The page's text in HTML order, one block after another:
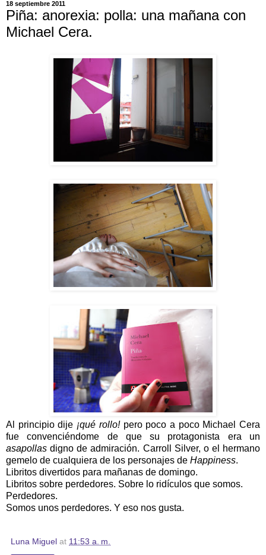
18 septiembre 2011
Piña: anorexia: polla: una mañana con
Michael Cera.
Al principio dije ¡qué rollo!pero poco a poco Michael Cera
fue convenciéndome de que su protagonista era un
asapollas digno de admiración. Carroll Silver, o el hermano
gemelo de cualquiera de los personajes de Happiness.
Libritos divertidos para mañanas de domingo.
Libritos sobre perdedores. Sobre lo ridículos que somos.
Perdedores.
Somos unos perdedores. Y eso nos gusta.
Luna Miguel at 11:53 a. m.